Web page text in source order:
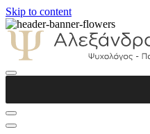
Skip to content
Παιδοψυχολόγος